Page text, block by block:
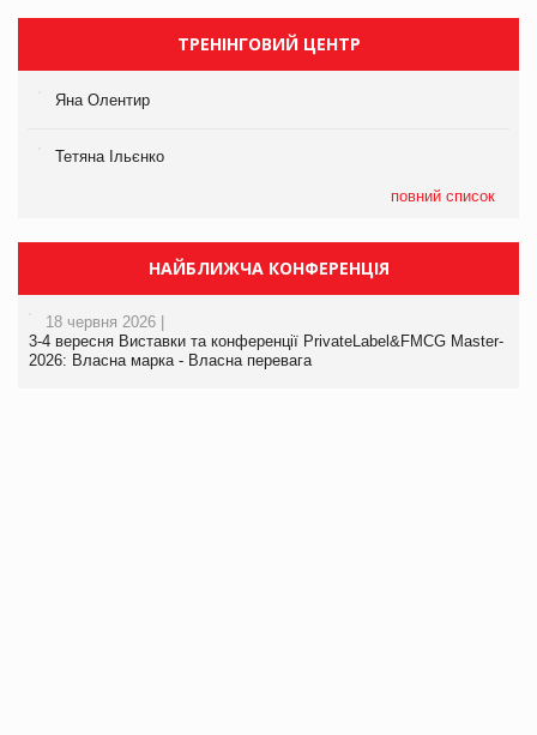
ТРЕНІНГОВИЙ ЦЕНТР
Яна Олентир
Тетяна Ільєнко
повний список
НАЙБЛИЖЧА КОНФЕРЕНЦІЯ
18 червня 2026 |
3-4 вересня Виставки та конференції PrivateLabel&FMCG Master-
2026: Власна марка - Власна перевага